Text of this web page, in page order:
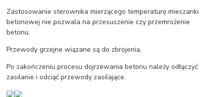
Zastosowanie sterownika mierzącego temperaturę mieszanki
betonowej nie pozwala na przesuszenie czy przemrożenie
betonu.
Przewody grzejne wiązane są do zbrojenia.
Po zakończeniu procesu dojrzewania betonu należy odłączyć
zasilanie i odciąć przewody zasilające.